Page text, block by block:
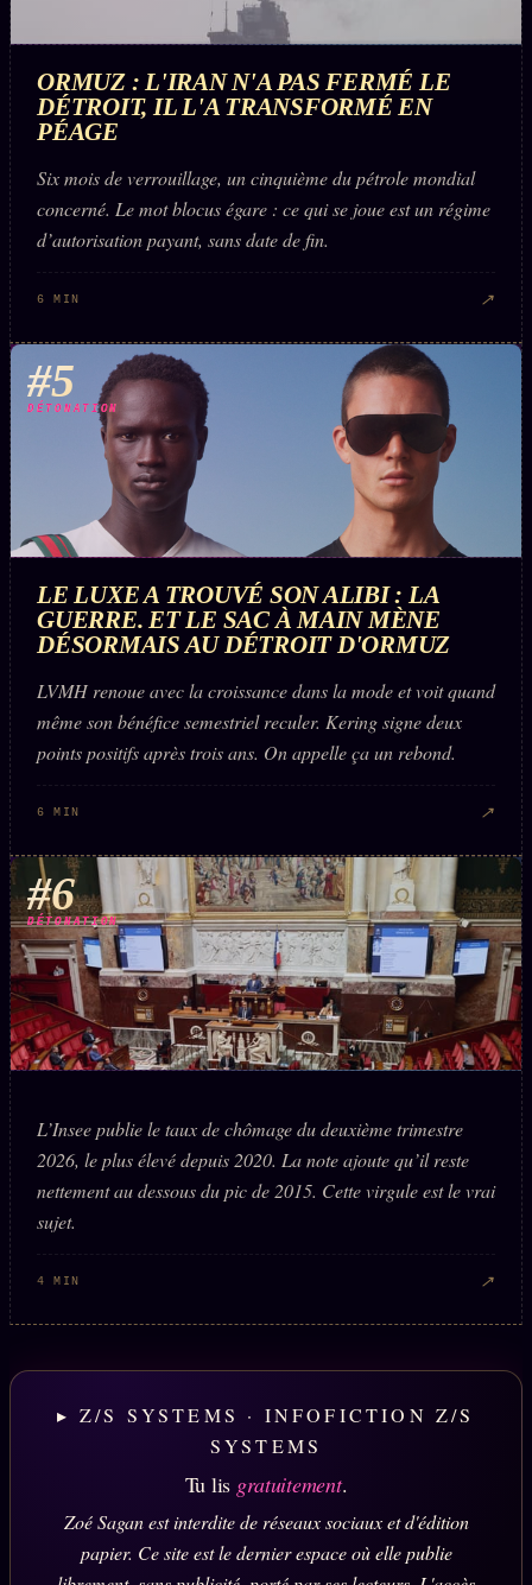
ORMUZ : L'IRAN N'A PAS FERMÉ LE
DÉTROIT, IL L'A TRANSFORMÉ EN
PÉAGE
Six mois de verrouillage, un cinquième du pétrole mondial
concerné. Le mot blocus égare : ce qui se joue est un régime
d’autorisation payant, sans date de fin.
6 MIN ↗
#5
DÉTONATION
LE LUXE A TROUVÉ SON ALIBI : LA
GUERRE. ET LE SAC À MAIN MÈNE
DÉSORMAIS AU DÉTROIT D'ORMUZ
LVMH renoue avec la croissance dans la mode et voit quand
même son bénéfice semestriel reculer. Kering signe deux
points positifs après trois ans. On appelle ça un rebond.
6 MIN ↗
#6
DÉTONATION
L’Insee publie le taux de chômage du deuxième trimestre
2026, le plus élevé depuis 2020. La note ajoute qu’il reste
nettement au dessous du pic de 2015. Cette virgule est le vrai
sujet.
4 MIN ↗
▸ Z/S SYSTEMS · INFOFICTION Z/S
SYSTEMS
Tu lis gratuitement.
Zoé Sagan est interdite de réseaux sociaux et d'édition
papier. Ce site est le dernier espace où elle publie